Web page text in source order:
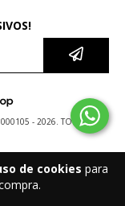
de cookies para
- 2026. TODOS OS